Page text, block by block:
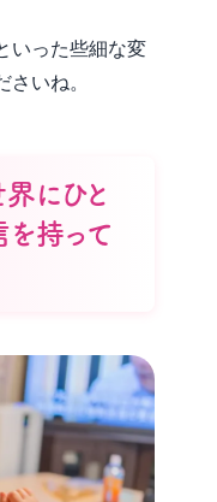
いった些細な変
いね。
にひと
を持って